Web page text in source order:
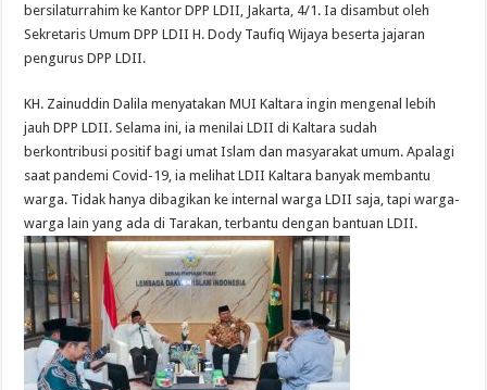
bersilaturrahim ke Kantor DPP LDII, Jakarta, 4/1. Ia disambut oleh
Sekretaris Umum DPP LDII H. Dody Taufiq Wijaya beserta jajaran
pengurus DPP LDII.
KH. Zainuddin Dalila menyatakan MUI Kaltara ingin mengenal lebih
jauh DPP LDII. Selama ini, ia menilai LDII di Kaltara sudah
berkontribusi positif bagi umat Islam dan masyarakat umum. Apalagi
saat pandemi Covid-19, ia melihat LDII Kaltara banyak membantu
warga. Tidak hanya dibagikan ke internal warga LDII saja, tapi warga-
warga lain yang ada di Tarakan, terbantu dengan bantuan LDII.